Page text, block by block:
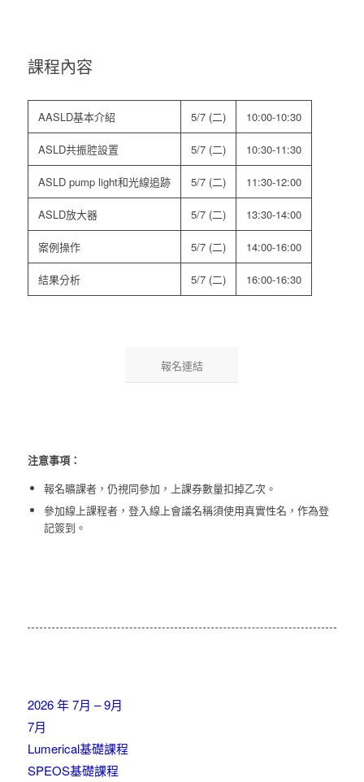
課程內容
AASLD基本介紹 5/7 (二) 10:00-10:30
ASLD共振腔設置 5/7 (二) 10:30-11:30
ASLD pump light和光線追跡 5/7 (二) 11:30-12:00
ASLD放大器 5/7 (二) 13:30-14:00
案例操作 5/7 (二) 14:00-16:00
結果分析 5/7 (二) 16:00-16:30
報名連結
注意事項：
報名曠課者，仍視同參加，上課券數量扣掉乙次。
參加線上課程者，登入線上會議名稱須使用真實性名，作為登
記簽到。
2026 年 7月 – 9月
7月
Lumerical基礎課程
SPEOS基礎課程